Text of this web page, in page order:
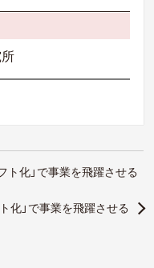
ト化」で事業を飛躍させる
化」で事業を飛躍させる